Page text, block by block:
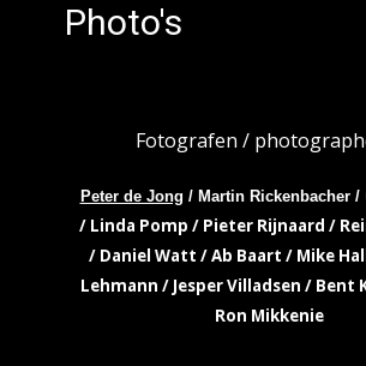
Photo's
Fotografen /
Peter de Jong / Martin Rickenbacher /
/ Linda Pomp / Pieter Rijnaard /
/ Daniel Watt / Ab Baart / Mike
Lehmann / Jesper Villadsen / Bent
Ron Mikkenie